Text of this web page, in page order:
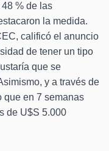
% de las
la medida.
calificó el anuncio
de tener un tipo
que se
y a través de
que en 7 semanas
de U$S 5.000